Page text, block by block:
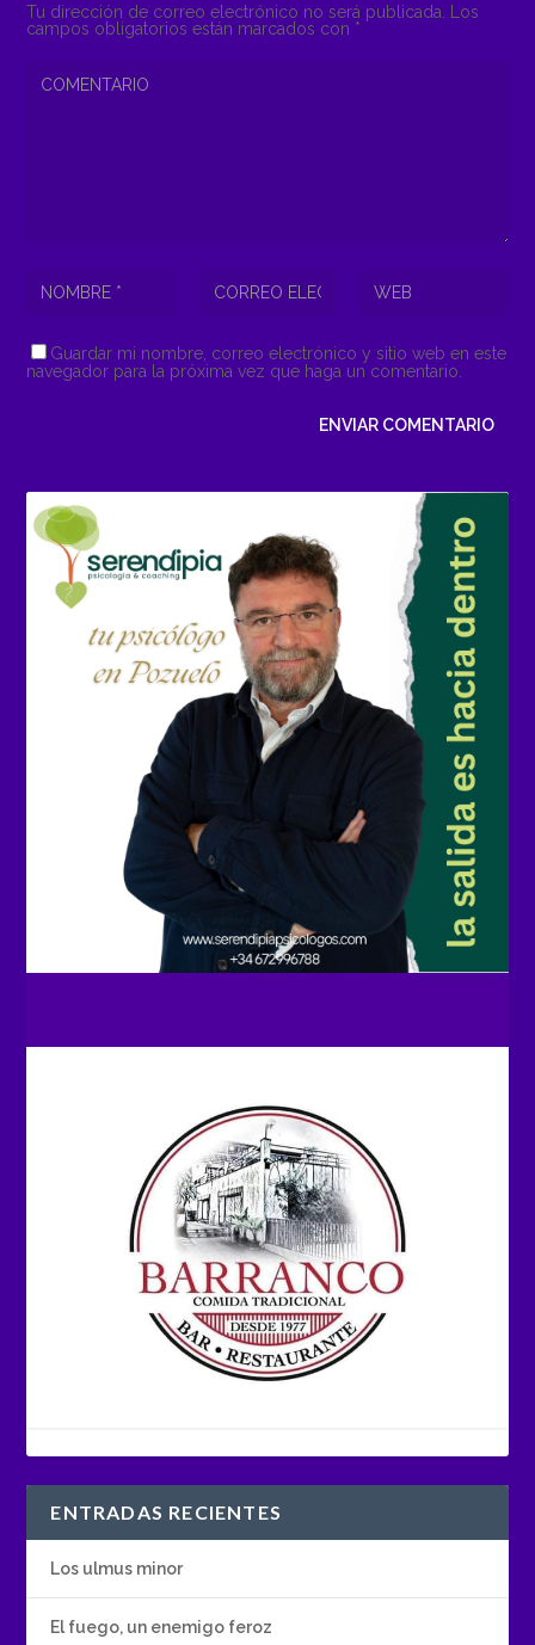
Tu dirección de correo electrónico no será publicada.
Los
campos obligatorios están marcados con *
Guardar mi nombre, correo electrónico y sitio web en este
navegador para la próxima vez que haga un comentario.
ENTRADAS RECIENTES
Los ulmus minor
El fuego, un enemigo feroz